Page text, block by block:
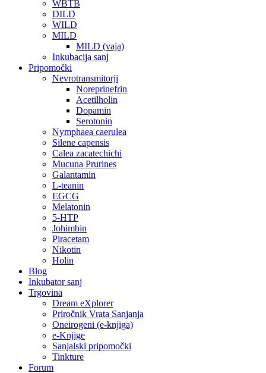
WBTB
DILD
WILD
MILD
MILD (vaja)
Inkubacija sanj
Pripomočki
Nevrotransmitorji
Noreprinefrin
Acetilholin
Dopamin
Serotonin
Nymphaea caerulea
Silene capensis
Calea zacatechichi
Mucuna Prurines
Galantamin
L-teanin
EGCG
Melatonin
5-HTP
Johimbin
Piracetam
Nikotin
Holin
Blog
Inkubator sanj
Trgovina
Dream eXplorer
Priročnik Vrata Sanjanja
Oneirogeni (e-knjiga)
e-Knjige
Sanjalski pripomočki
Tinkture
Forum